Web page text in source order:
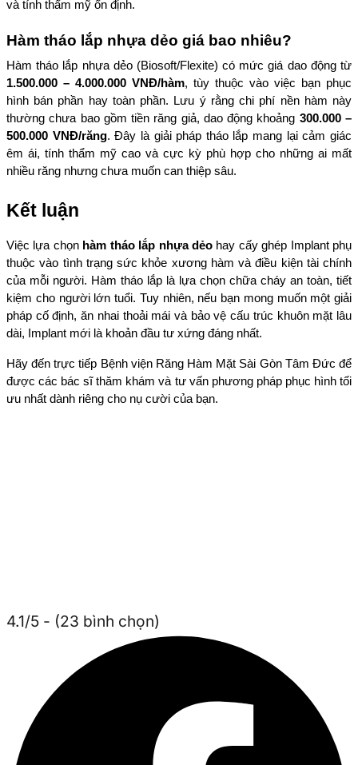
và tính thẩm mỹ ổn định.
Hàm tháo lắp nhựa dẻo giá bao nhiêu?
1.500.000 – 4.000.000 VNĐ/hàm, tùy thuộc vào việc bạn phục
hình bán phần hay toàn phần. Lưu ý rằng chi phí nền hàm này
thường chưa bao gồm tiền răng giả, dao động khoảng 300.000 –
500.000 VNĐ/răng. Đây là giải pháp tháo lắp mang lại cảm giác
êm ái, tính thẩm mỹ cao và cực kỳ phù hợp cho những ai mất
nhiều răng nhưng chưa muốn can thiệp sâu.
Kết luận
Việc lựa chọn hàm tháo lắp nhựa dẻo hay cấy ghép Implant phụ
thuộc vào tình trạng sức khỏe xương hàm và điều kiện tài chính
của mỗi người. Hàm tháo lắp là lựa chọn chữa cháy an toàn, tiết
kiệm cho người lớn tuổi. Tuy nhiên, nếu bạn mong muốn một giải
pháp cố định, ăn nhai thoải mái và bảo vệ cấu trúc khuôn mặt lâu
dài, Implant mới là khoản đầu tư xứng đáng nhất.
Hãy đến trực tiếp Bệnh viện Răng Hàm Mặt Sài Gòn Tâm Đức để
được các bác sĩ thăm khám và tư vấn phương pháp phục hình tối
ưu nhất dành riêng cho nụ cười của bạn.
4.1/5 - (23 bình chọn)